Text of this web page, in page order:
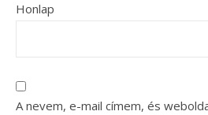
Honlap
A nevem, e-mail címem, és